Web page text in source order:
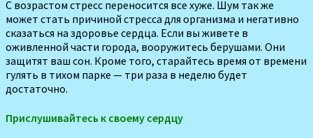
С возрастом стресс переносится все хуже. Шум так же
может стать причиной стресса для организма и негативно
сказаться на здоровье сердца. Если вы живете в
оживленной части города, вооружитесь берушами. Они
защитят ваш сон. Кроме того, старайтесь время от времени
гулять в тихом парке — три раза в неделю будет
достаточно.
Прислушивайтесь к своему сердцу